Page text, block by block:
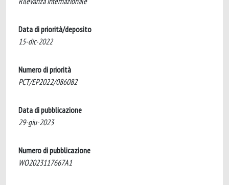
Data di priorità/deposito
15-dic-2022
Numero di priorità
PCT/EP2022/086082
Data di pubblicazione
29-giu-2023
Numero di pubblicazione
WO2023117667A1